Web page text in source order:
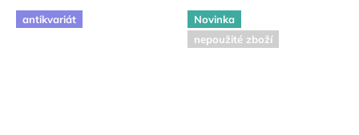
antikvariát
Novinka
nepoužité zboží